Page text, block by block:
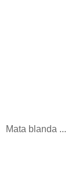
Mata blanda ...